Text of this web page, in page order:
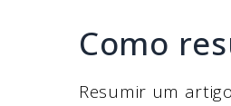
Como
Resumir um